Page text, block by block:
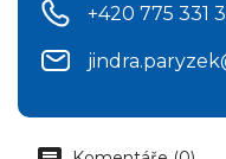
+420 775 331